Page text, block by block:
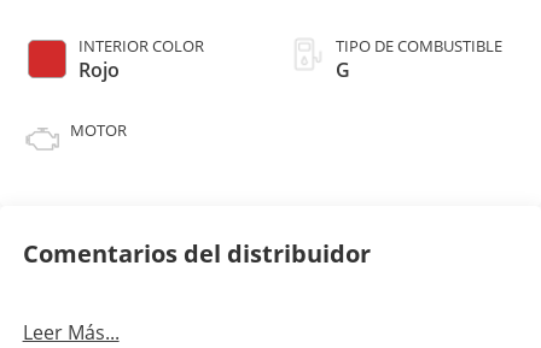
INTERIOR COLOR
Rojo
MOTOR
TIPO DE COMBUSTIBLE
G
Comentarios del distribuidor
Leer Más...